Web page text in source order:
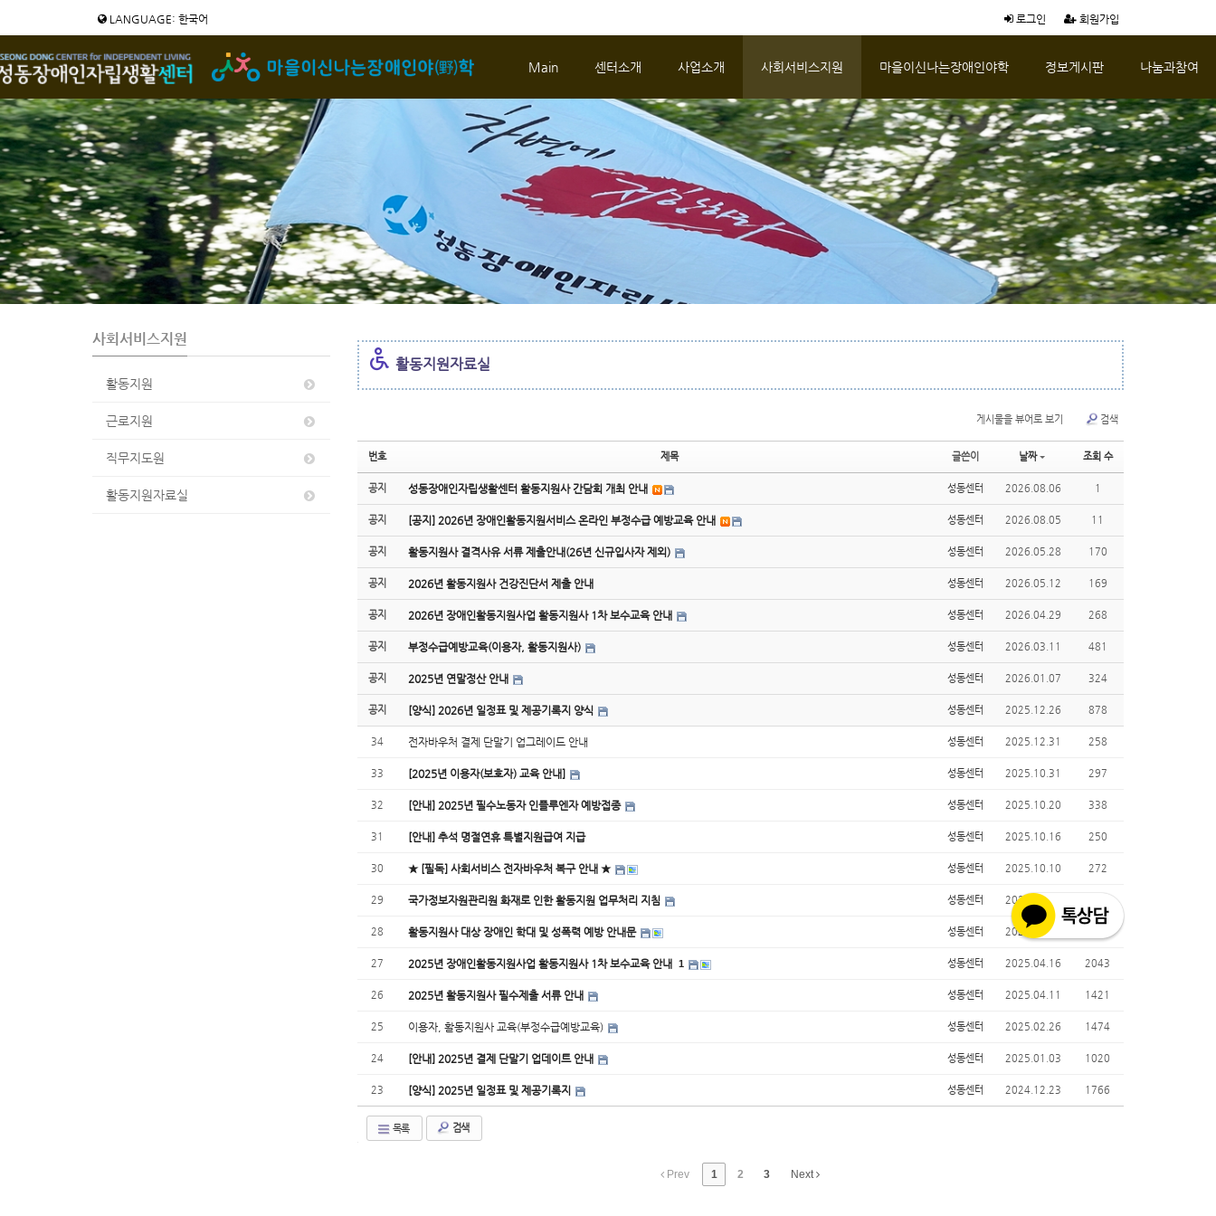
LANGUAGE: 한국어 로그인 회원가입
Main 센터소개 사업소개 사회서비스지원 마을이신나는장애인야학 정보게시판 나눔과참여
사회서비스지원
활동지원
근로지원
직무지도원
활동지원자료실
활동지원자료실
게시물을 뷰어로 보기 검색
번호 제목 글쓴이 날짜 조회 수
공지 성동장애인자립생활센터 활동지원사 간담회 개최 안내 성동센터 2026.08.06 1
공지 [공지] 2026년 장애인활동지원서비스 온라인 부정수급 예방교육 안내 성동센터 2026.08.05 11
공지 활동지원사 결격사유 서류 제출안내(26년 신규입사자 제외) 성동센터 2026.05.28 170
공지 2026년 활동지원사 건강진단서 제출 안내 성동센터 2026.05.12 169
공지 2026년 장애인활동지원사업 활동지원사 1차 보수교육 안내 성동센터 2026.04.29 268
공지 부정수급예방교육(이용자, 활동지원사) 성동센터 2026.03.11 481
공지 2025년 연말정산 안내 성동센터 2026.01.07 324
공지 [양식] 2026년 일정표 및 제공기록지 양식 성동센터 2025.12.26 878
34 전자바우처 결제 단말기 업그레이드 안내 성동센터 2025.12.31 258
33 [2025년 이용자(보호자) 교육 안내] 성동센터 2025.10.31 297
32 [안내] 2025년 필수노동자 인플루엔자 예방접종 성동센터 2025.10.20 338
31 [안내] 추석 명절연휴 특별지원급여 지급 성동센터 2025.10.16 250
30 ★ [필독] 사회서비스 전자바우처 복구 안내 ★ 성동센터 2025.10.10 272
29 국가정보자원관리원 화재로 인한 활동지원 업무처리 지침 성동센터 2025.10.02
28 활동지원사 대상 장애인 학대 및 성폭력 예방 안내문 성동센터 2025.06.16
27 2025년 장애인활동지원사업 활동지원사 1차 보수교육 안내 1 성동센터 2025.04.16 2043
26 2025년 활동지원사 필수제출 서류 안내 성동센터 2025.04.11 1421
25 이용자, 활동지원사 교육(부정수급예방교육) 성동센터 2025.02.26 1474
24 [안내] 2025년 결제 단말기 업데이트 안내 성동센터 2025.01.03 1020
23 [양식] 2025년 일정표 및 제공기록지 성동센터 2024.12.23 1766
목록 검색
Prev 1 2 3 Next